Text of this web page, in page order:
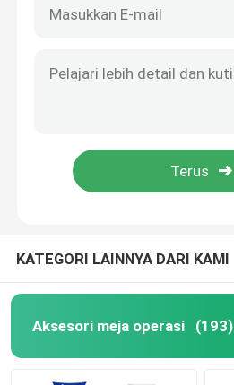
KATEGORI LAINNYA DARI KAMI
Aksesori meja operasi (193)